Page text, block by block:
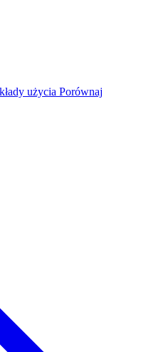
użycia Porównaj